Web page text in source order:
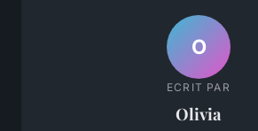
O
ECRIT PAR
Olivia